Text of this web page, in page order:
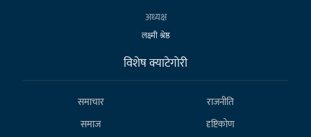
अध्यक्ष
लक्ष्मी श्रेष्ठ
विशेष क्याटेगाेरी
समाचार
राजनीति
समाज
दृष्टिकोण